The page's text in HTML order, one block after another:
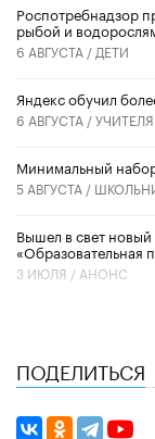
Роспотребнадзор
рыбой и
6 АВГУСТА / ДЕТИ
​Яндекс обучил
6 АВГУСТА /УЧИТЕЛЯ
Минимальный
5 АВГУСТА /
Вышел в свет
«Образовательная
3 ИЮЛЯ / АНОНС
ПОДЕЛИТЬСЯ